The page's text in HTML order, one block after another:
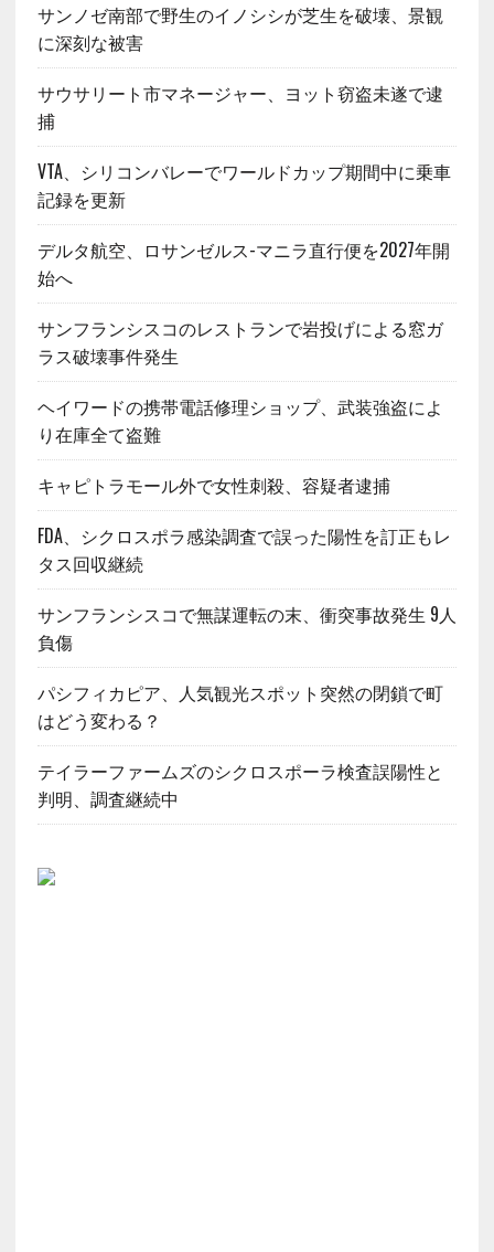
サンノゼ南部で野生のイノシシが芝生を破壊、景観
に深刻な被害
サウサリート市マネージャー、ヨット窃盗未遂で逮
捕
VTA、シリコンバレーでワールドカップ期間中に乗車
記録を更新
デルタ航空、ロサンゼルス-マニラ直行便を2027年開
始へ
サンフランシスコのレストランで岩投げによる窓ガ
ラス破壊事件発生
ヘイワードの携帯電話修理ショップ、武装強盗によ
り在庫全て盗難
キャピトラモール外で女性刺殺、容疑者逮捕
FDA、シクロスポラ感染調査で誤った陽性を訂正もレ
タス回収継続
サンフランシスコで無謀運転の末、衝突事故発生 9人
負傷
パシフィカピア、人気観光スポット突然の閉鎖で町
はどう変わる？
テイラーファームズのシクロスポーラ検査誤陽性と
判明、調査継続中